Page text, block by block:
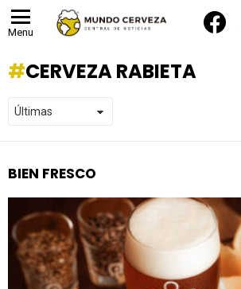
Menu
CERVEZA RABIETA
BIEN FRESCO